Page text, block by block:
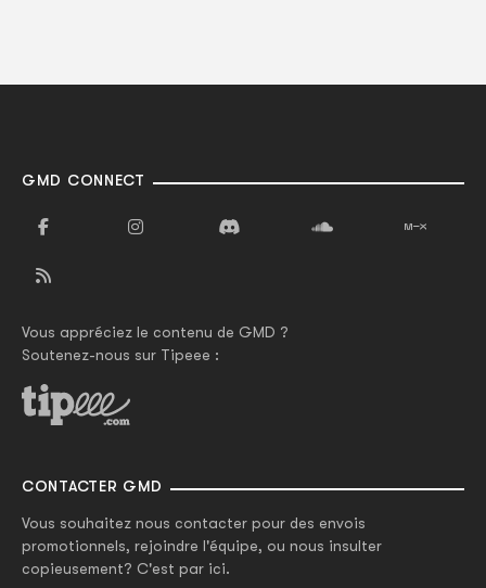
GMD CONNECT
Vous appréciez le contenu de GMD ?
Soutenez-nous sur Tipeee :
CONTACTER GMD
Vous souhaitez nous contacter pour des envois
promotionnels, rejoindre l'équipe, ou nous insulter
copieusement? C'est par ici.